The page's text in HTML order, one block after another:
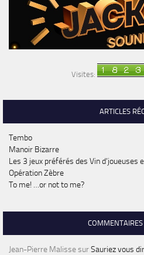
Visites:
ARTICLES
Tembo
Manoir Bizarre
Les 3 jeux préférés des Vin d’joueuses
Opération Zèbre
To me! …or not to me?
COMMENTAIRES
Jean-Pierre MalissesurSauriez vous